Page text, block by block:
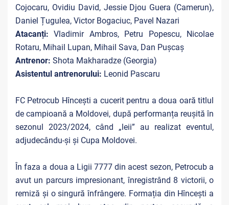
Cojocaru, Ovidiu David, Jessie Djou Guera (Camerun),
Daniel Țugulea, Victor Bogaciuc, Pavel Nazari
Atacanți: Vladimir Ambros, Petru Popescu, Nicolae
Rotaru, Mihail Lupan, Mihail Sava, Dan Pușcaș
Antrenor: Shota Makharadze (Georgia)
Asistentul antrenorului: Leonid Pascaru
FC Petrocub Hîncești a cucerit pentru a doua oară titlul
de campioană a Moldovei, după performanța reușită în
sezonul 2023/2024, când „leii” au realizat eventul,
adjudecându-și și Cupa Moldovei.
În faza a doua a Ligii 7777 din acest sezon, Petrocub a
avut un parcurs impresionant, înregistrând 8 victorii, o
remiză și o singură înfrângere. Formația din Hîncești a